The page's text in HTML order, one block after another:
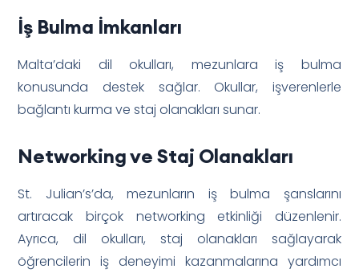
İş Bulma İmkanları
Malta’daki dil okulları, mezunlara iş bulma
konusunda destek sağlar. Okullar, işverenlerle
bağlantı kurma ve staj olanakları sunar.
Networking ve Staj Olanakları
St. Julian’s’da, mezunların iş bulma şanslarını
artıracak birçok networking etkinliği düzenlenir.
Ayrıca, dil okulları, staj olanakları sağlayarak
öğrencilerin iş deneyimi kazanmalarına yardımcı